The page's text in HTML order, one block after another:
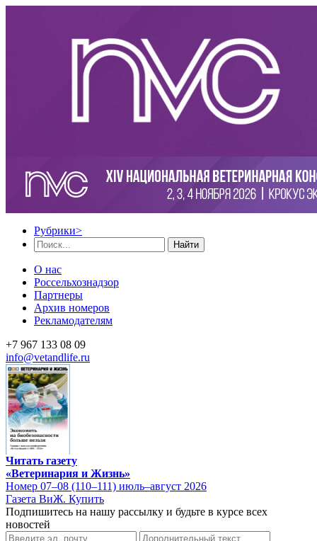
Рубрики>
Найти
О нас
Россельхознадзор
Партнеры
Архив номеров
Рекламодателям
+7 967 133 08 09
info@vetandlife.ru
Читать газету
«Ветеринария и Жизнь»
Номер 07–08 (110–111) июль–август 2026
Газета ВиЖ. Купить
Подпишитесь на нашу рассылку и будьте в курсе всех
новостей